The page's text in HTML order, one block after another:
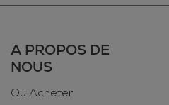
A PROPOS DE
NOUS
Où Acheter